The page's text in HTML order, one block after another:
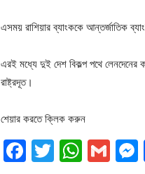
এসময় রাশিয়ার ব্যাংককে আন্তর্জাতিক
এরই মধ্যে দুই দেশ বিকল্প পথে লেনদেনের
রাষ্ট্রদূত।
শেয়ার করতে ক্লিক করুন
Facebook
Twitter